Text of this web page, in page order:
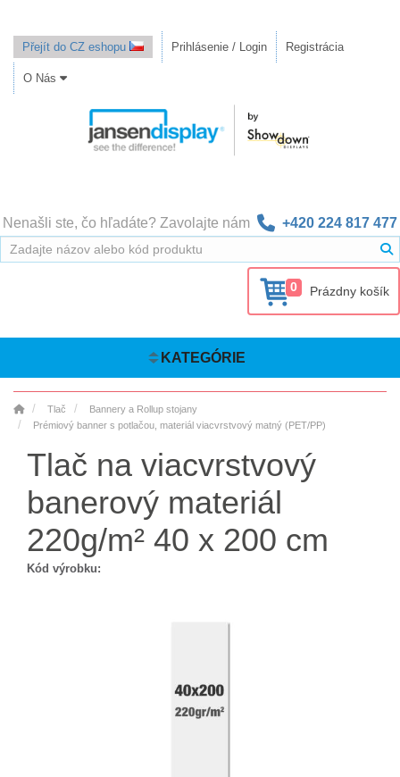
Přejít do CZ eshopu Prihlásenie / Login Registrácia
O Nás
Nenašli ste, čo hľadáte? Zavolajte nám +420 224 817 477
0 Prázdny košík
KATEGÓRIE
Tlač
Bannery a Rollup stojany
Prémiový banner s potlačou, materiál viacvrstvový matný (PET/PP)
Tlač na viacvrstvový
banerový materiál
220g/m² 40 x 200 cm
Kód výrobku: